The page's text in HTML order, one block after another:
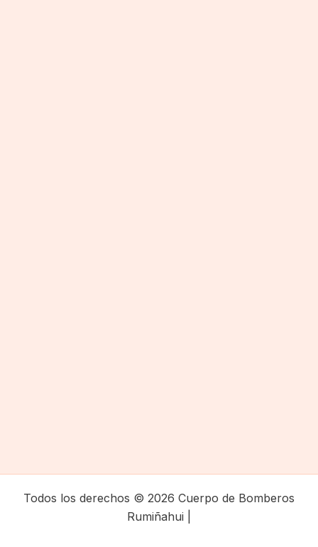
Todos los derechos © 2026 Cuerpo de Bomberos
Rumiñahui |